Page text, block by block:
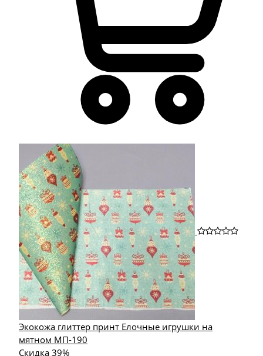
Экокожа глиттер принт Елочные игрушки на
мятном МП-190
Скидка 39%